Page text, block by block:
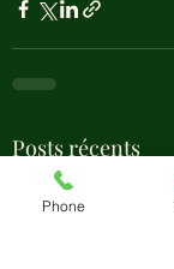
Posts récents
Phone